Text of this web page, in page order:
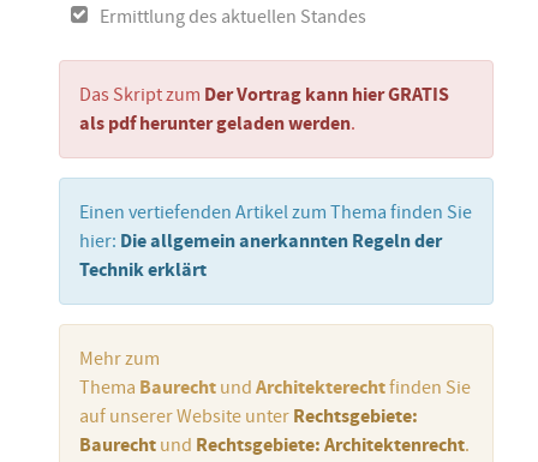
Ermittlung des aktuellen Standes
Das Skript zum Der Vortrag kann hier GRATIS
als pdf herunter geladen werden.
Einen vertiefenden Artikel zum Thema finden Sie
hier: Die allgemein anerkannten Regeln der
Technik erklärt
Mehr zum
Thema Baurecht und Architekterechtfinden Sie
auf unserer Website unter Rechtsgebiete:
Baurecht und Rechtsgebiete: Architektenrecht.